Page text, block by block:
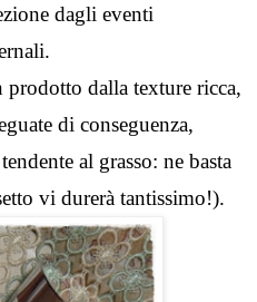
dagli eventi
prodotto dalla texture ricca,
di conseguenza,
al grasso: ne basta
vi durerà tantissimo!).